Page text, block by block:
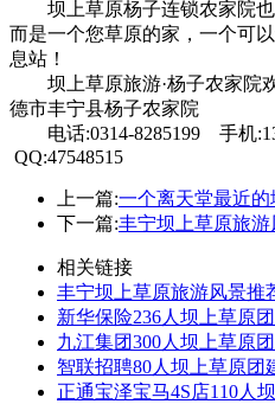
坝上草原杨子连锁农家院也
而是一个您草原的家，一个可
息站！
坝上草原旅游·杨子农家院
德市丰宁县杨子农家院
电话:0314-8285199 手机
QQ:47548515
上一篇:一个离天堂最近
下一篇:丰宁坝上草原旅游
相关链接
丰宁坝上草原旅游风景推
新华保险236人坝上草原
九江集团300人坝上草原
智联招聘80人坝上草原团
正通宝泽宝马4S店110人